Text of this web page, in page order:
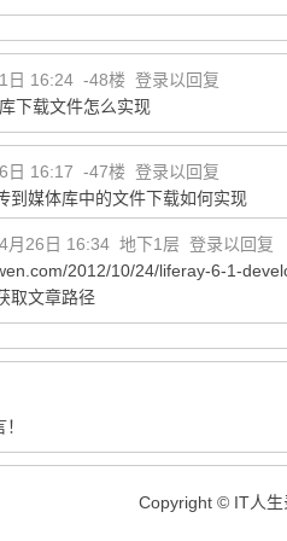
日 16:24 -48楼 登录以回复
下载文件怎么实现
日 16:17 -47楼 登录以回复
到媒体库中的文件下载如何实现
月26日 16:34 地下1层 登录以回复
2012/10/24/liferay-6-1-
取文章路径
Copyright © IT人